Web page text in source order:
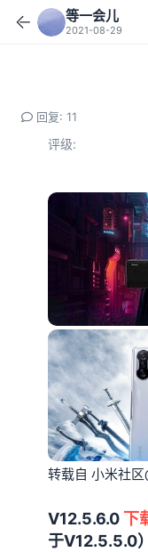
等一会儿
2021-08-29
回复: 11
评级
转载自 小米社
V12.5.6.0 下
于V12.5.5.0）